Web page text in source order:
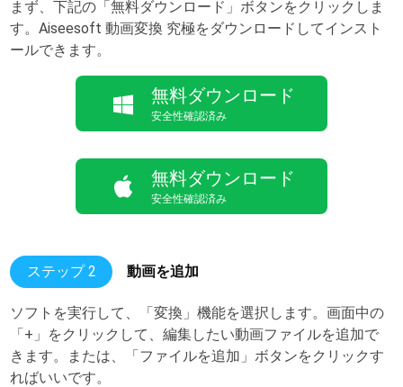
まず、下記の「無料ダウンロード」ボタンをクリックしま
す。Aiseesoft 動画変換 究極をダウンロードしてインスト
ールできます。
無料ダウンロード
安全性確認済み
無料ダウンロード
安全性確認済み
ステップ 2 動画を追加
ソフトを実行して、「変換」機能を選択します。画面中の
「+」をクリックして、編集したい動画ファイルを追加で
きます。または、「ファイルを追加」ボタンをクリックす
ればいいです。